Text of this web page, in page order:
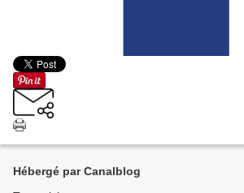
Hébergé par Canalblog